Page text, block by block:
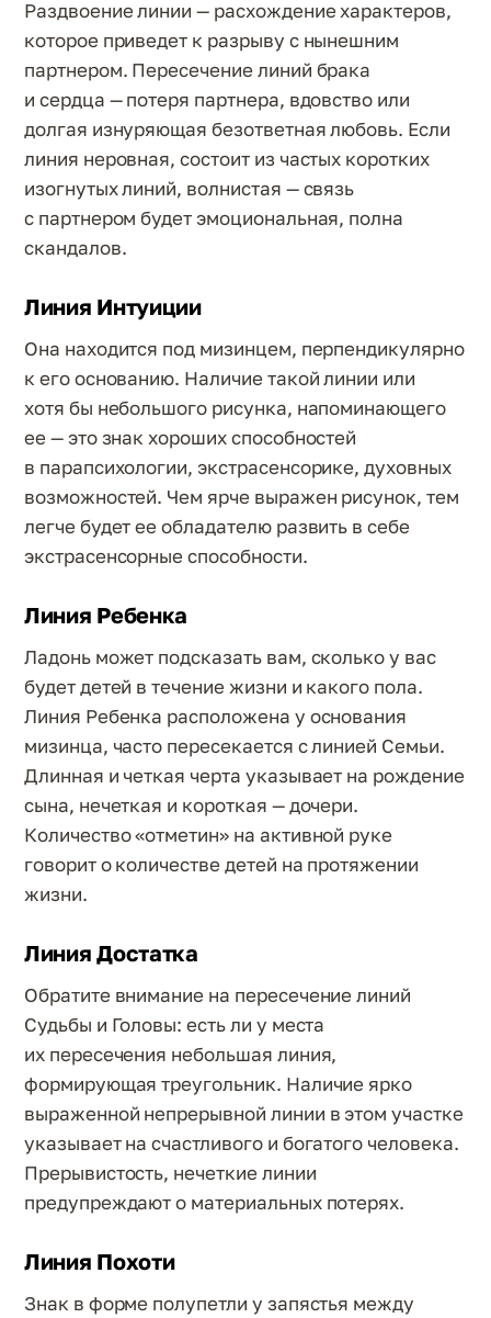
Раздвоение линии — расхождение характеров,
которое приведет к разрыву с нынешним
партнером. Пересечение линий брака
и сердца — потеря партнера, вдовство или
долгая изнуряющая безответная любовь. Если
линия неровная, состоит из частых коротких
изогнутых линий, волнистая — связь
с партнером будет эмоциональная, полна
скандалов.
Линия Интуиции
Она находится под мизинцем, перпендикулярно
к его основанию. Наличие такой линии или
хотя бы небольшого рисунка, напоминающего
ее — это знак хороших способностей
в парапсихологии, экстрасенсорике, духовных
возможностей. Чем ярче выражен рисунок, тем
легче будет ее обладателю развить в себе
экстрасенсорные способности.
Линия Ребенка
Ладонь может подсказать вам, сколько у вас
будет детей в течение жизни и какого пола.
Линия Ребенка расположена у основания
мизинца, часто пересекается с линией Семьи.
Длинная и четкая черта указывает на рождение
сына, нечеткая и короткая — дочери.
Количество «отметин» на активной руке
говорит о количестве детей на протяжении
жизни.
Линия Достатка
Обратите внимание на пересечение линий
Судьбы и Головы: есть ли у места
их пересечения небольшая линия,
формирующая треугольник. Наличие ярко
выраженной непрерывной линии в этом участке
указывает на счастливого и богатого человека.
Прерывистость, нечеткие линии
предупреждают о материальных потерях.
Линия Похоти
Знак в форме полупетли у запястья между